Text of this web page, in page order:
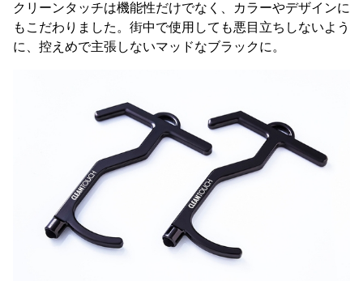
クリーンタッチは機能性だけでなく、カラーやデザインに
もこだわりました。街中で使用しても悪目立ちしないよう
に、控えめで主張しないマッドなブラックに。